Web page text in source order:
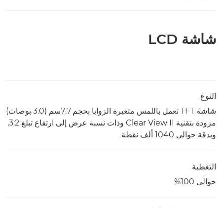
شاشة LCD
النوع
شاشة TFT تعمل باللمس متغيرة الزوايا بحجم 7.7سم (3.0 بوصات)
مزودة بتقنية Clear View II وذات نسبة عرض إلى ارتفاع تبلغ 3:2,
وبدقة حوالي 1040 ألف نقطة
التغطية
حوالى 100%